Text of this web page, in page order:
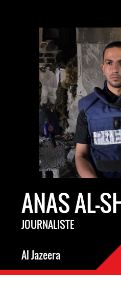
ANAS AL-
JOURNALISTE
Al Jazeera